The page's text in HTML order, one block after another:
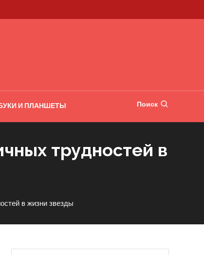
И ПЛАНШЕТЫ Поиск
трудностей в
в жизни звезды